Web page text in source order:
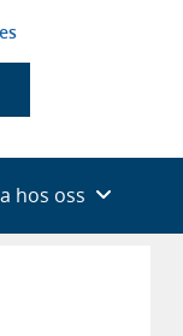
hos oss